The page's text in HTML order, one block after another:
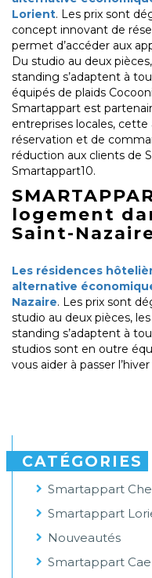
Lorient. Les prix sont
concept innovant de
permet d’accéder aux
Du studio au deux
standing s’adaptent à
équipés de plaids
Smartappart est
entreprises locales,
réservation et de
réduction aux clients de
Smartappart10.
logement
Saint-
Les résidences
alternative
Nazaire. Les prix sont
studio au deux pièces,
standing s’adaptent à
studios sont en outre
vous aider à passer
CATÉGORIES
Smartappart
Smartappart
Nouveautés
Smartappart